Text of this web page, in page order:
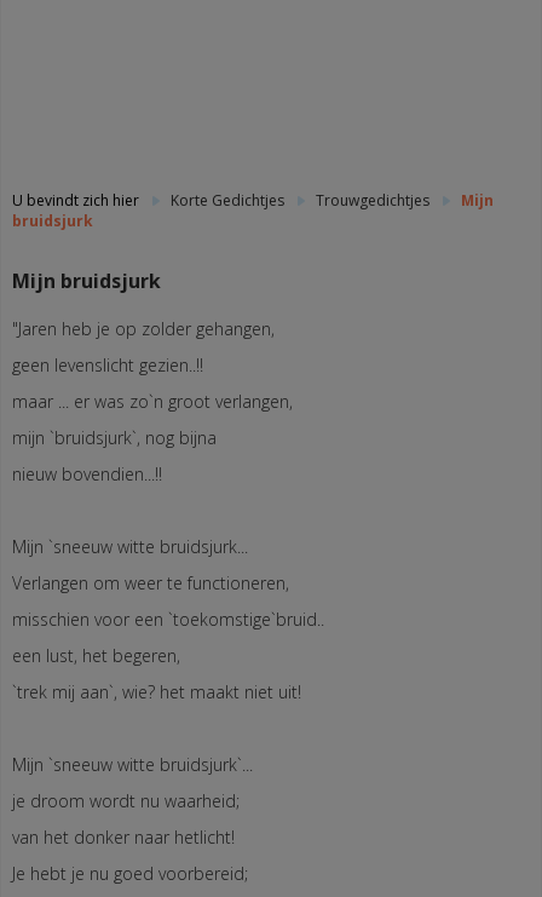
U bevindt zich hier Korte Gedichtjes Trouwgedichtjes
Mijn
bruidsjurk
Mijn bruidsjurk
"Jaren heb je op zolder gehangen,
geen levenslicht gezien..!!
maar ... er was zo`n groot verlangen,
mijn `bruidsjurk`, nog bijna
nieuw bovendien...!!
Mijn `sneeuw witte bruidsjurk...
Verlangen om weer te functioneren,
misschien voor een `toekomstige`bruid..
een lust, het begeren,
`trek mij aan`, wie? het maakt niet uit!
Mijn `sneeuw witte bruidsjurk`...
je droom wordt nu waarheid;
van het donker naar hetlicht!
Je hebt je nu goed voorbereid;